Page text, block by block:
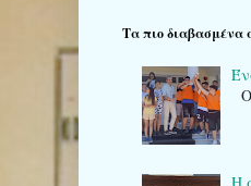
Τα πιο διαβασμένα